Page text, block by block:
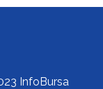
InfoBursa